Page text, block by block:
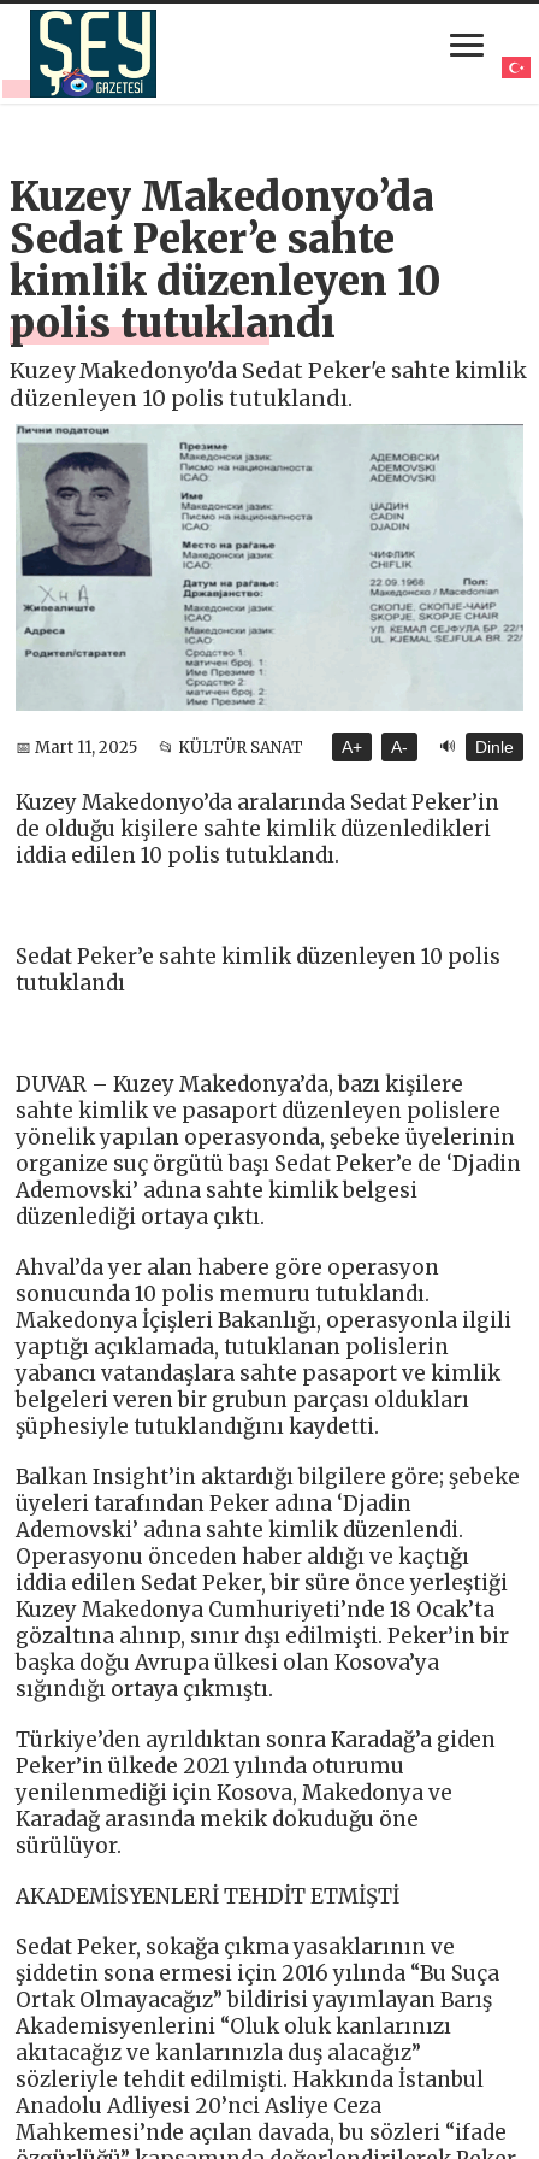
Kuzey Makedonyo’da
Sedat Peker’e sahte
kimlik düzenleyen 10
polis tutuklandı
Kuzey Makedonyo'da Sedat Peker'e sahte kimlik
düzenleyen 10 polis tutuklandı.
📅 Mart 11, 2025 📂 KÜLTÜR SANAT A+ A- 🔊 Dinle
Kuzey Makedonyo’da aralarında Sedat Peker’in
de olduğu kişilere sahte kimlik düzenledikleri
iddia edilen 10 polis tutuklandı.
Sedat Peker’e sahte kimlik düzenleyen 10 polis
tutuklandı
DUVAR – Kuzey Makedonya’da, bazı kişilere
sahte kimlik ve pasaport düzenleyen polislere
yönelik yapılan operasyonda, şebeke üyelerinin
organize suç örgütü başı Sedat Peker’e de ‘Djadin
Ademovski’ adına sahte kimlik belgesi
düzenlediği ortaya çıktı.
Ahval’da yer alan habere göre operasyon
sonucunda 10 polis memuru tutuklandı.
Makedonya İçişleri Bakanlığı, operasyonla ilgili
yaptığı açıklamada, tutuklanan polislerin
yabancı vatandaşlara sahte pasaport ve kimlik
belgeleri veren bir grubun parçası oldukları
şüphesiyle tutuklandığını kaydetti.
Balkan Insight’in aktardığı bilgilere göre; şebeke
üyeleri tarafından Peker adına ‘Djadin
Ademovski’ adına sahte kimlik düzenlendi.
Operasyonu önceden haber aldığı ve kaçtığı
iddia edilen Sedat Peker, bir süre önce yerleştiği
Kuzey Makedonya Cumhuriyeti’nde 18 Ocak’ta
gözaltına alınıp, sınır dışı edilmişti. Peker’in bir
başka doğu Avrupa ülkesi olan Kosova’ya
sığındığı ortaya çıkmıştı.
Türkiye’den ayrıldıktan sonra Karadağ’a giden
Peker’in ülkede 2021 yılında oturumu
yenilenmediği için Kosova, Makedonya ve
Karadağ arasında mekik dokuduğu öne
sürülüyor.
AKADEMİSYENLERİ TEHDİT ETMİŞTİ
Sedat Peker, sokağa çıkma yasaklarının ve
şiddetin sona ermesi için 2016 yılında “Bu Suça
Ortak Olmayacağız” bildirisi yayımlayan Barış
Akademisyenlerini “Oluk oluk kanlarınızı
akıtacağız ve kanlarınızla duş alacağız”
sözleriyle tehdit edilmişti. Hakkında İstanbul
Anadolu Adliyesi 20’nci Asliye Ceza
Mahkemesi’nde açılan davada, bu sözleri “ifade